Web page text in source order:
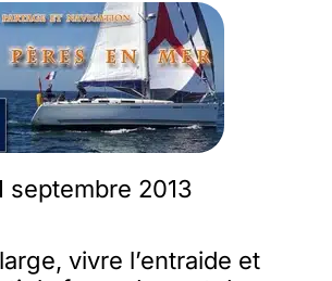
septembre 2013
vivre l’entraide et